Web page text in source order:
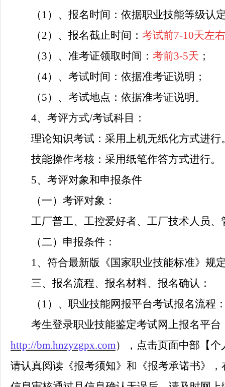
（ 1）、报名时间：依据职业技能等级认
（2）、报名截止时间：考试前7-10天左
（3）、准考证领取时间：考前3-5天 ；
（4）、考试时间：依据准考证说明；
（5）、考试地点：依据准考证说明。
4、考评方式/考试科目：
理论知识考试：采用上机无纸化方式进行
技能操作考核：采用纸笔作答方式进行。
5、考评对象和申报条件
（一）考评对象：
工厂普工、工控爱好者、工厂技术人员
（二）申报条件：
1、符合最新版《国家职业技能标准》规
三、报名流程、报名材料、报名确认：
（ 1）、职业技能网报平台考试报名流程
考生登录职业技能鉴定考试网上报名平台
http://bm.hnzyzgpx.com），点击页面中部【
请认真阅读《报考须知》和《报考承诺书》